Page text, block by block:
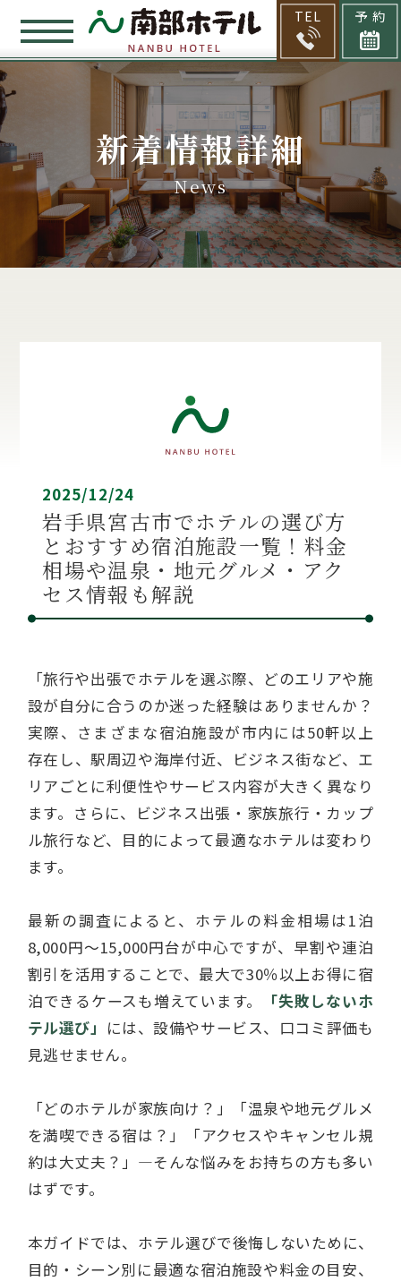
TEL 予 約
新着情報詳細
News
2025/12/24
岩手県宮古市でホテルの選び方
とおすすめ宿泊施設一覧！料金
相場や温泉・地元グルメ・アク
セス情報も解説
「旅行や出張でホテルを選ぶ際、どのエリアや施
設が自分に合うのか迷った経験はありませんか？
実際、さまざまな宿泊施設が市内には50軒以上
存在し、駅周辺や海岸付近、ビジネス街など、エ
リアごとに利便性やサービス内容が大きく異なり
ます。さらに、ビジネス出張・家族旅行・カップ
ル旅行など、目的によって最適なホテルは変わり
ます。
最新の調査によると、ホテルの料金相場は1泊
8,000円～15,000円台が中心ですが、早割や連泊
割引を活用することで、最大で30％以上お得に宿
泊できるケースも増えています。
「失敗しないホ
テル選び」 には、設備やサービス、口コミ評価も
見逃せません。
「どのホテルが家族向け？」「温泉や地元グルメ
を満喫できる宿は？」「アクセスやキャンセル規
約は大丈夫？」—そんな悩みをお持ちの方も多い
はずです。
本ガイドでは、ホテル選びで後悔しないために、
目的・シーン別に最適な宿泊施設や料金の目安、